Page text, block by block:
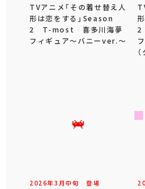
TVアニメ「その着せ替え人
形は恋をする」Season
2 T-most 喜多川海夢
フィギュア～バニーver.～
2
2026年3 月中旬 登場